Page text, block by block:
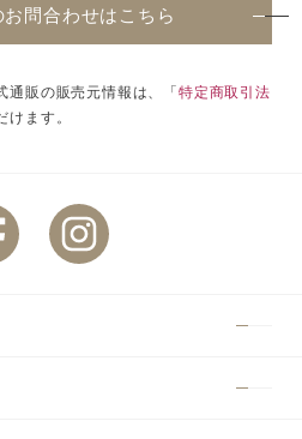
問合わせはこちら
通販の販売元情報は、「特定商取引法
けます。